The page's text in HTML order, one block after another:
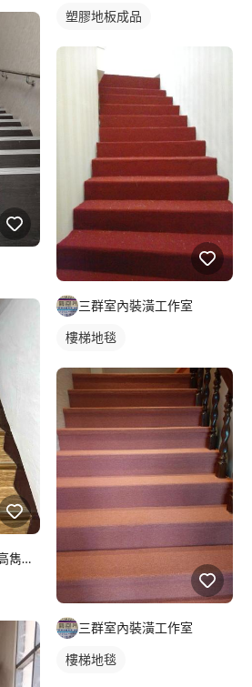
妤蓓家飾設計裝潢&高雋有限公司
塑膠地板成品
三群室內裝潢工作室
樓梯地毯
三群室內裝潢工作室
樓梯地毯